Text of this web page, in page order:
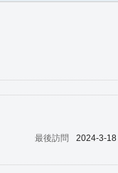
最後訪問
2024-3-